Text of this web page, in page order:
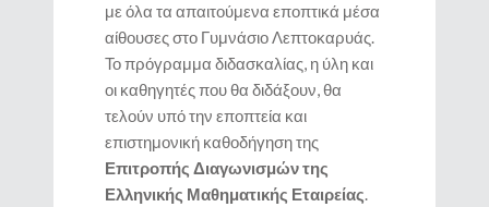
με όλα τα απαιτούμενα εποπτικά μέσα
αίθουσες στο Γυμνάσιο Λεπτοκαρυάς.
Το πρόγραμμα διδασκαλίας, η ύλη και
οι καθηγητές που θα διδάξουν, θα
τελούν υπό την εποπτεία και
επιστημονική καθοδήγηση της
Επιτροπής Διαγωνισμών της
Ελληνικής Μαθηματικής Εταιρείας.